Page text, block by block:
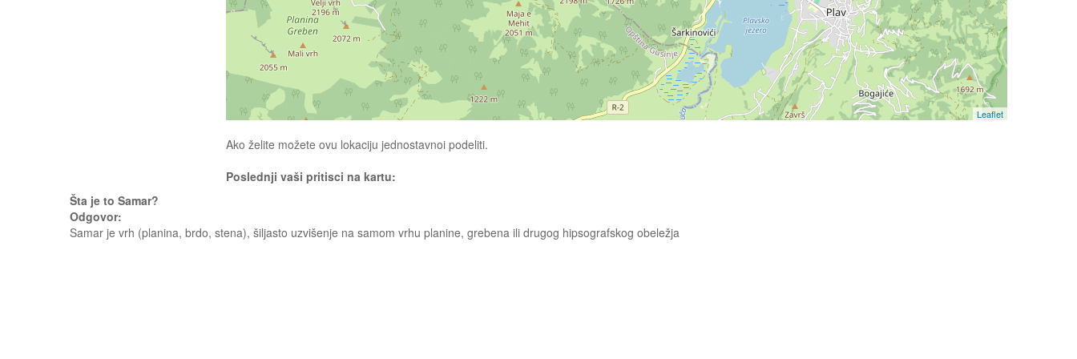
Leaflet
Ako želite možete ovu lokaciju jednostavnoi podeliti.
Poslednji vaši pritisci na kartu:
Šta je to Samar?
Odgovor:
Samar je vrh (planina, brdo, stena), šiljasto uzvišenje na samom vrhu planine, grebena ili drugog hipsografskog obeležja